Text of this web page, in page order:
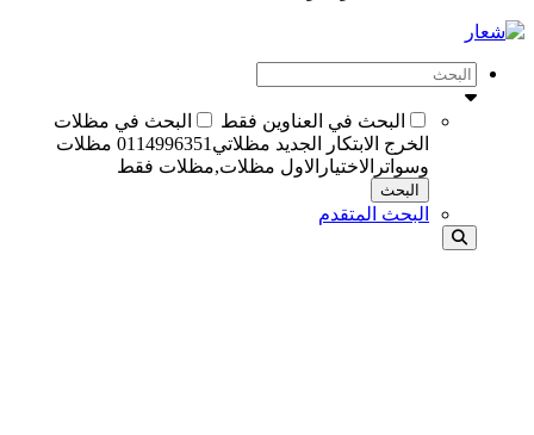
البحث في العناوين فقط
البحث في مظلات
الخرج الابتكار الجديد مظلاتي0114996351 مظلات
وسواترالاختيارالاول مظلات,مظلات فقط
البحث
البحث المتقدم